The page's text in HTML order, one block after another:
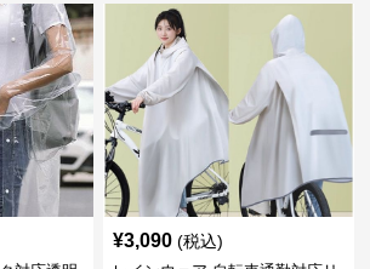
¥3,090 (税込)